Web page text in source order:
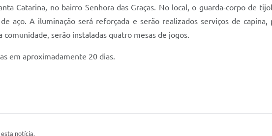
Catarina, no bairro Senhora das Graças. No local, o guarda-corpo de
aço. A iluminação será reforçada e serão realizados serviços de
serão instaladas quatro mesas de jogos.
em aproximadamente 20 dias.
notícia.